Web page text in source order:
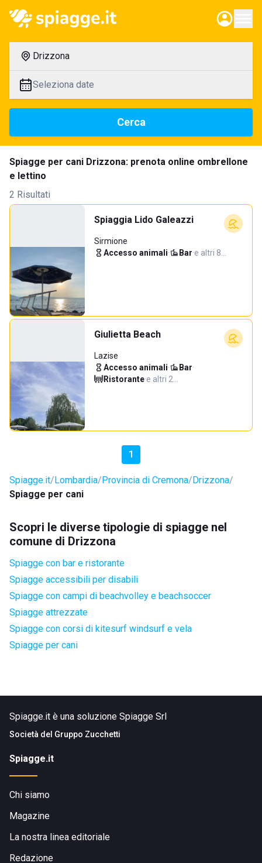
Drizzona
Seleziona date
Cerca
Spiagge per cani Drizzona: prenota online ombrellone
e lettino
2 Risultati
Spiaggia Lido Galeazzi
Sirmione
Accesso animali· Bar·e altri 8…
Giulietta Beach
Lazise
Accesso animali· Bar·
Ristorante·e altri 2…
1
Spiagge.it Lombardia Provincia di Cremona Drizzona
Spiagge per cani
Scopri le diverse tipologie di spiagge nel
comune di Drizzona
Spiagge con bar e ristorante
Spiagge accessibili per disabili
Spiagge con campi di beachvolley e beachsoccer
Spiagge attrezzate
Spiagge con corsi di kitesurf windsurf e vela
Spiagge per cani
Spiagge.it è una soluzione Spiagge Srl
Società del Gruppo Zucchetti
Spiagge.it
Chi siamo
Magazine
La nostra linea editoriale
Redazione